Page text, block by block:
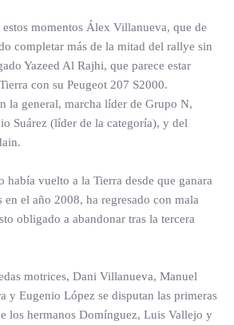
estos momentos Álex Villanueva, que de
completar más de la mitad del rallye sin
Yazeed Al Rajhi, que parece estar
con su Peugeot 207 S2000.
la general, marcha líder de Grupo N,
Suárez (líder de la categoría), y del
había vuelto a la Tierra desde que ganara
en el año 2008, ha regresado con mala
obligado a abandonar tras la tercera
motrices, Dani Villanueva, Manuel
y Eugenio López se disputan las primeras
los hermanos Domínguez, Luis Vallejo y